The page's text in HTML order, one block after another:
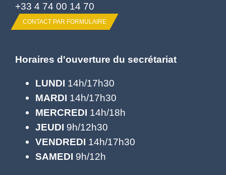
+33 4 74 00 14 70
CONTACT PAR FORMULAIRE
Horaires d'ouverture du secrétariat
LUNDI 14h/17h30
MARDI 14h/17h30
MERCREDI 14h/18h
JEUDI 9h/12h30
VENDREDI 14h/17h30
SAMEDI 9h/12h